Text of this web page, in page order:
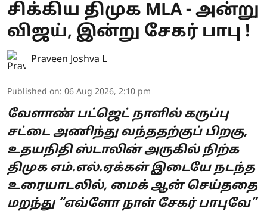
சிக்கிய திமுக MLA - அன்று
விஜய், இன்று சேகர் பாபு !
Praveen Joshva L
Published on: 06 Aug 2026, 2:10 pm
வேளாண் பட்ஜெட் நாளில் கருப்பு
சட்டை அணிந்து வந்ததற்குப் பிறகு,
உதயநிதி ஸ்டாலின் அருகில் நிற்க
திமுக எம்.எல்.ஏக்கள் இடையே நடந்த
உரையாடலில், மைக் ஆன் செய்ததை
மறந்து “எவ்ளோ நாள் சேகர் பாபுவே”